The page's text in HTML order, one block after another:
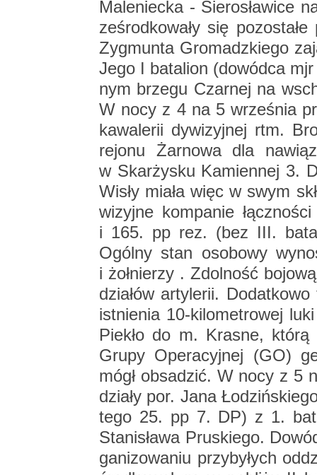
Ma­le­niec­ka - Sie­ro­sła­wi­ce
ze­środ­ko­wa­ły się
Zyg­mun­ta Gro­madz­kie­go
Jego I ba­ta­lion (do­wód­ca
nym brze­gu Czar­nej na
W nocy z 4 na 5 wrze­śnia
ka­wa­le­rii dy­wi­zyj­nej rtm.
re­jo­nu Żar­no­wa dla
w Skar­ży­sku Ka­mien­nej 3.
Wisły miała więc w swym
wi­zyj­ne kom­pa­nie
i 165. pp rez. (bez III.
Ogól­ny stan oso­bo­wy
i żoł­nie­rzy . Zdol­ność
dzia­łów ar­ty­le­rii.
ist­nie­nia 10-ki­lo­me­tro­wej
Pie­kło do m. Kra­sne,
Grupy Ope­ra­cyj­nej (GO)
mógł ob­sa­dzić. W nocy z 5
dzia­ły por. Jana
te­go 25. pp 7. DP) z 1.
Sta­ni­sła­wa Pru­skie­go.
ga­ni­zo­wa­niu przy­by­łych